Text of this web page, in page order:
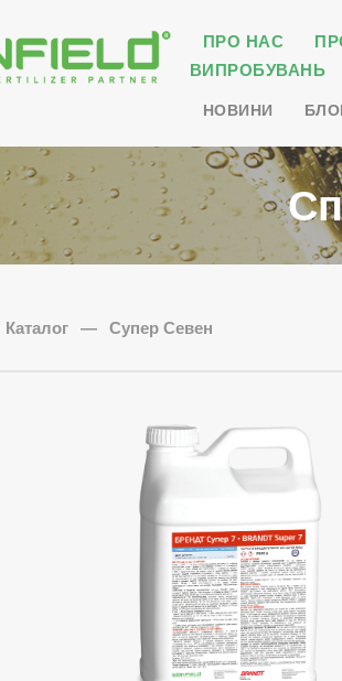
ПРО НАС
ВИПРОБУВАНЬ
НОВИНИ
Каталог — Супер Севен